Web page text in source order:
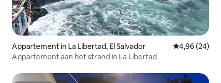
Appartement in La Libertad, El Salvador Gemiddelde
4,96 (24)
Appartement aan het strand in La Libertad